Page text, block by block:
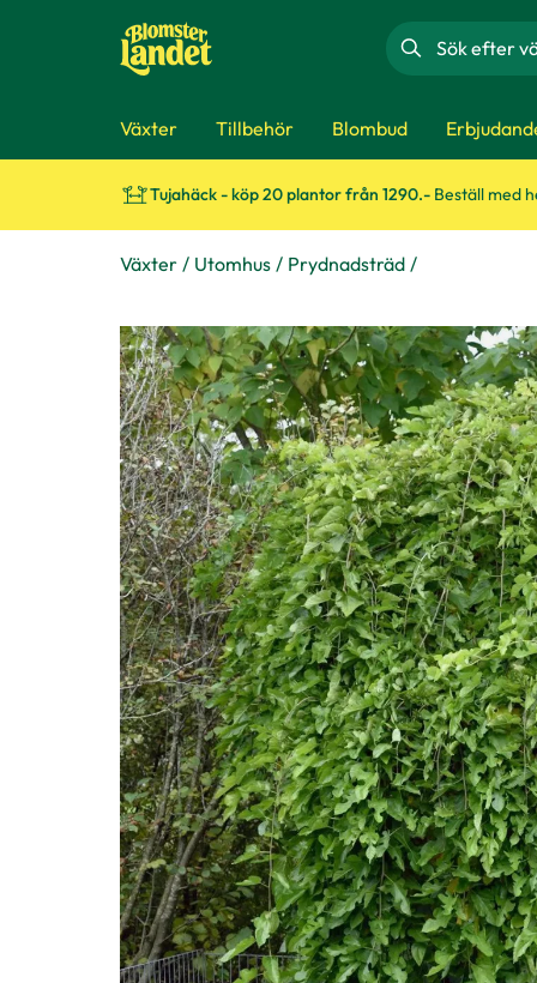
Sök
Växter Tillbehör Blombud
Tujahäck - köp 20 plantor från 1290.- Beställ med
Växter Utomhus Prydnadsträd